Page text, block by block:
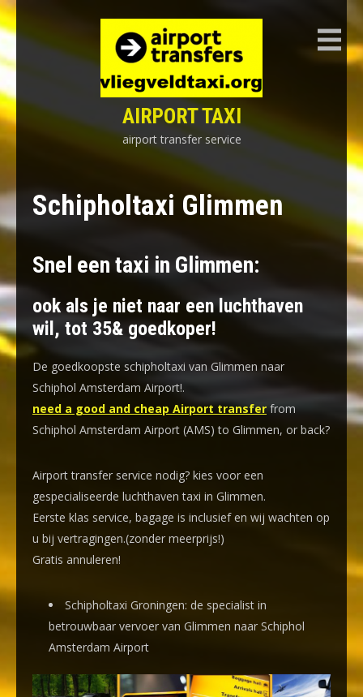
Skip
to
content
AIRPORT TAXI
airport transfer service
Schipholtaxi Glimmen
Snel een taxi in Glimmen:
ook als je niet naar een luchthaven
wil, tot 35& goedkoper!
De goedkoopste schipholtaxi van Glimmen naar
Schiphol Amsterdam Airport!.
need a good and cheap Airport transferfrom
Schiphol Amsterdam Airport (AMS) to Glimmen, or back?
Airport transfer service nodig? kies voor een
gespecialiseerde luchthaven taxi in Glimmen.
Eerste klas service, bagage is inclusief en wij wachten op
u bij vertragingen.(zonder meerprijs!)
Gratis annuleren!
Schipholtaxi Groningen: de specialist in
betrouwbaar vervoer van Glimmen naar Schiphol
Amsterdam Airport